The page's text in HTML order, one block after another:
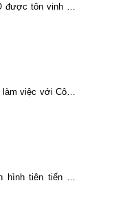
tôn vinh tại
– Khoáng sản
việc với Công
Cao Bằng
hình tiên tiến và